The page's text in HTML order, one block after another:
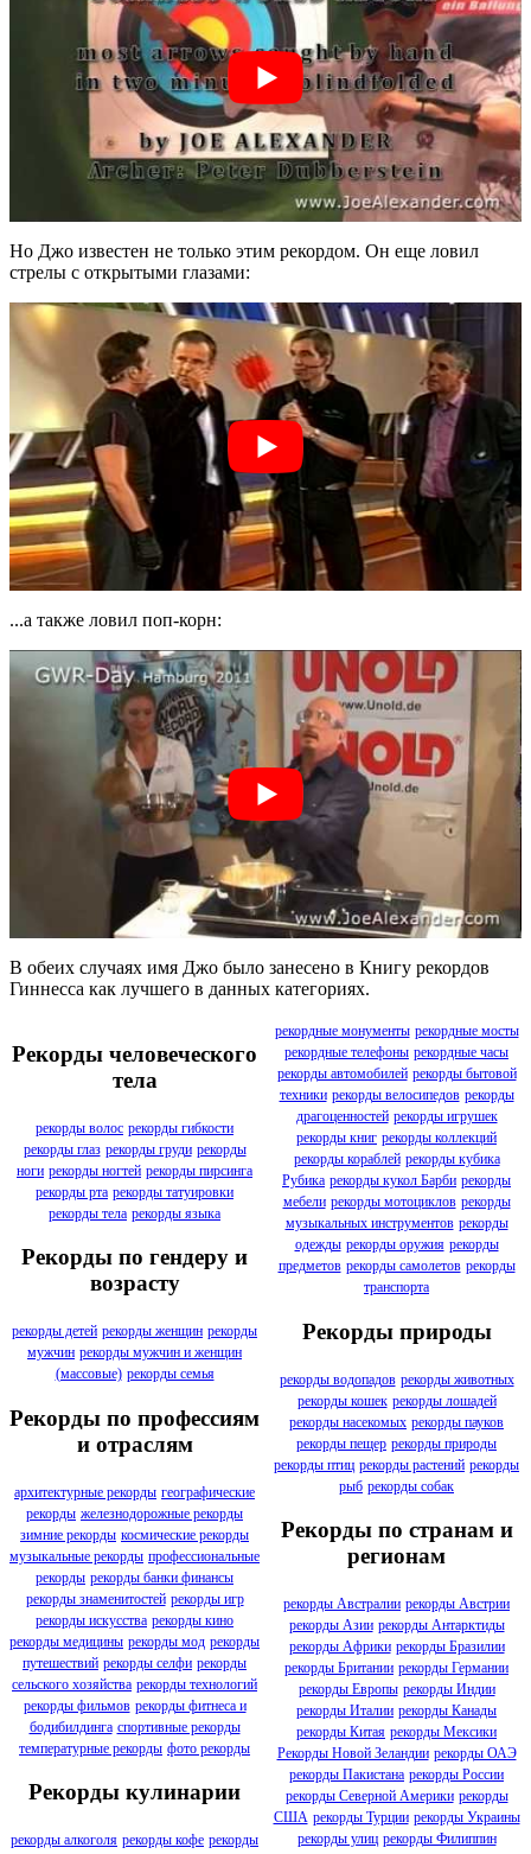
Но Джо известен не только этим рекордом. Он еще ловил
стрелы с открытыми глазами:
...а также ловил поп-корн:
В обеих случаях имя Джо было занесено в Книгу рекордов
Гиннесса как лучшего в данных категориях.
Рекорды человеческого
тела
рекорды волос рекорды гибкости
рекорды глаз рекорды груди рекорды
ноги рекорды ногтей рекорды пирсинга
рекорды рта рекорды татуировки
рекорды тела рекорды языка
Рекорды по гендеру и
возрасту
рекорды детей рекорды женщин рекорды
мужчин рекорды мужчин и женщин
(массовые) рекорды семья
Рекорды по профессиям
и отраслям
архитектурные рекорды географические
рекорды железнодорожные рекорды
зимние рекорды космические рекорды
музыкальные рекорды профессиональные
рекорды рекорды банки финансы
рекорды знаменитостей рекорды игр
рекорды искусства рекорды кино
рекорды медицины рекорды мод рекорды
путешествий рекорды селфи рекорды
сельского хозяйства рекорды технологий
рекорды фильмов рекорды фитнеса и
бодибилдинга спортивные рекорды
температурные рекорды фото рекорды
Рекорды кулинарии
рекорды алкоголя рекорды кофе рекорды
рекордные монументы рекордные мосты
рекордные телефоны рекордные часы
рекорды автомобилей рекорды бытовой
техники рекорды велосипедов рекорды
драгоценностей рекорды игрушек
рекорды книг рекорды коллекций
рекорды кораблей рекорды кубика
Рубика рекорды кукол Барби рекорды
мебели рекорды мотоциклов рекорды
музыкальных инструментов рекорды
одежды рекорды оружия рекорды
предметов рекорды самолетов рекорды
транспорта
Рекорды природы
рекорды водопадов рекорды животных
рекорды кошек рекорды лошадей
рекорды насекомых рекорды пауков
рекорды пещер рекорды природы
рекорды птиц рекорды растений рекорды
рыб рекорды собак
Рекорды по странам и
регионам
рекорды Австралии рекорды Австрии
рекорды Азии рекорды Антарктиды
рекорды Африки рекорды Бразилии
рекорды Британии рекорды Германии
рекорды Европы рекорды Индии
рекорды Италии рекорды Канады
рекорды Китая рекорды Мексики
Рекорды Новой Зеландии рекорды ОАЭ
рекорды Пакистана рекорды России
рекорды Северной Америки рекорды
США рекорды Турции рекорды Украины
рекорды улиц рекорды Филиппин